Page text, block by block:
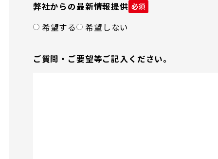
弊社からの最新情報提供 必須
希望する 希望しない
ご質問・ご要望等ご記入ください。